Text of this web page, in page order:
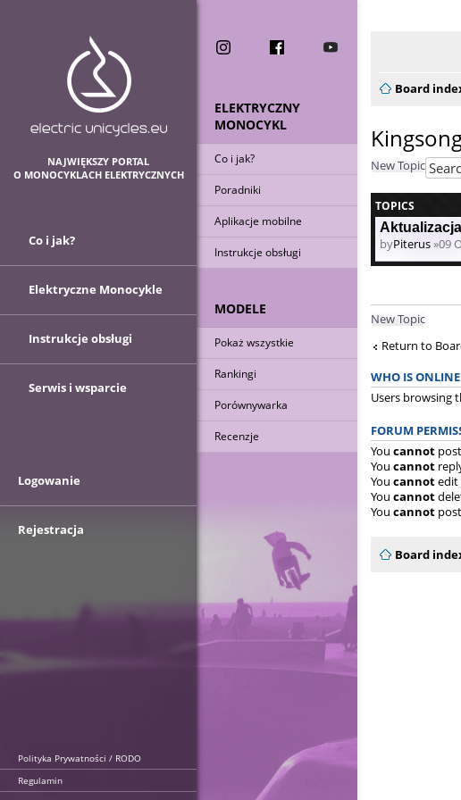
Board
New Topic
TOPICS
byPiterus»09
New Topic
Return to
WHO IS ONLINE
Users browsing
FORUM
You cannot
You cannot
You cannotedit
You cannot
You cannot
Board
ELEKTRYCZNY
MONOCYKL
Co i jak?
Poradniki
Aplikacje mobilne
Instrukcje obsługi
MODELE
Pokaż wszystkie
Rankingi
Porównywarka
Recenzje
NAJWIĘKSZY PORTAL
O MONOCYKLACH ELEKTRYCZNYCH
Co i jak?
Elektryczne Monocykle
Instrukcje obsługi
Serwis i wsparcie
Logowanie
Rejestracja
Polityka Prywatności / RODO
Regulamin